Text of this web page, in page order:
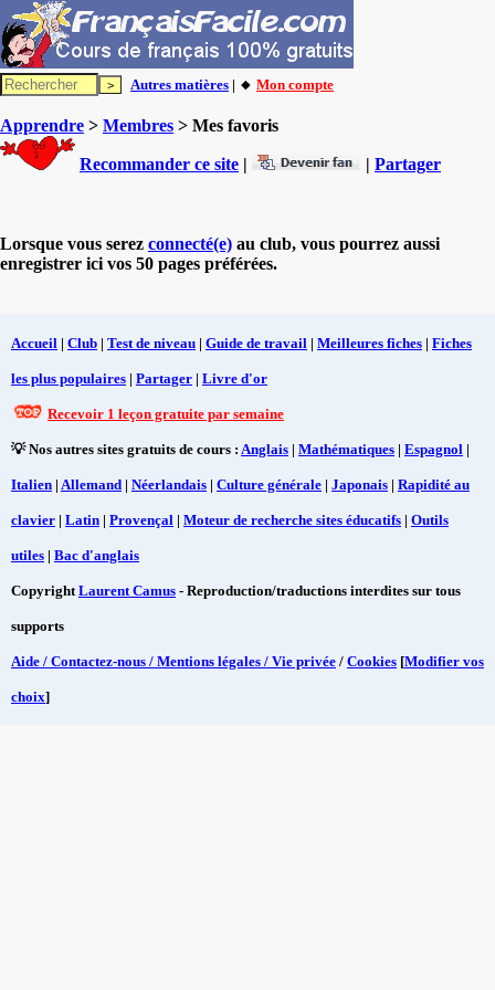
Autres matières | 🔸 Mon compte
Apprendre > Membres > Mes favoris
Recommander ce site | | Partager
Lorsque vous serez connecté(e) au club, vous pourrez aussi
enregistrer ici vos 50 pages préférées.
Accueil | Club | Test de niveau | Guide de travail | Meilleures fiches | Fiches
les plus populaires | Partager | Livre d'or
Recevoir 1 leçon gratuite par semaine
💡 Nos autres sites gratuits de cours : Anglais | Mathématiques | Espagnol |
Italien | Allemand | Néerlandais | Culture générale | Japonais | Rapidité au
clavier | Latin | Provençal | Moteur de recherche sites éducatifs | Outils
utiles | Bac d'anglais
CopyrightLaurent Camus - Reproduction/traductions interdites sur tous
supports
Aide / Contactez-nous / Mentions légales / Vie privée / Cookies [Modifier vos
choix]